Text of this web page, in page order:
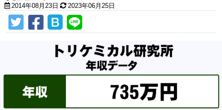
2014年08月23日
2023年06月25日